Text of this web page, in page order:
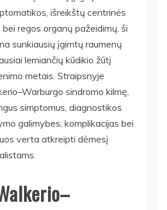
išreikštų centrinės
regos organų pažeidimų, ši
sunkiausių įgimtų raumenų
lemiančių kūdikio žūtį
metais. Straipsnyje
sindromo kilmę,
simptomus, diagnostikos
galimybes, komplikacijas bei
verta atkreipti dėmesį